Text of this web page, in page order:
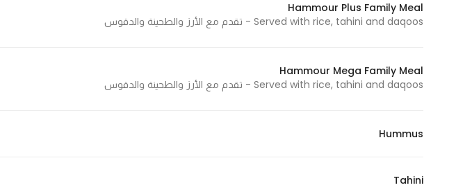
Hammour Plus Family Meal
Served with rice, tahini and daqoos - تقدم مع الأرز والطحينة والدقوس
Hammour Mega Family Meal
Served with rice, tahini and daqoos - تقدم مع الأرز والطحينة والدقوس
Hummus
Tahini